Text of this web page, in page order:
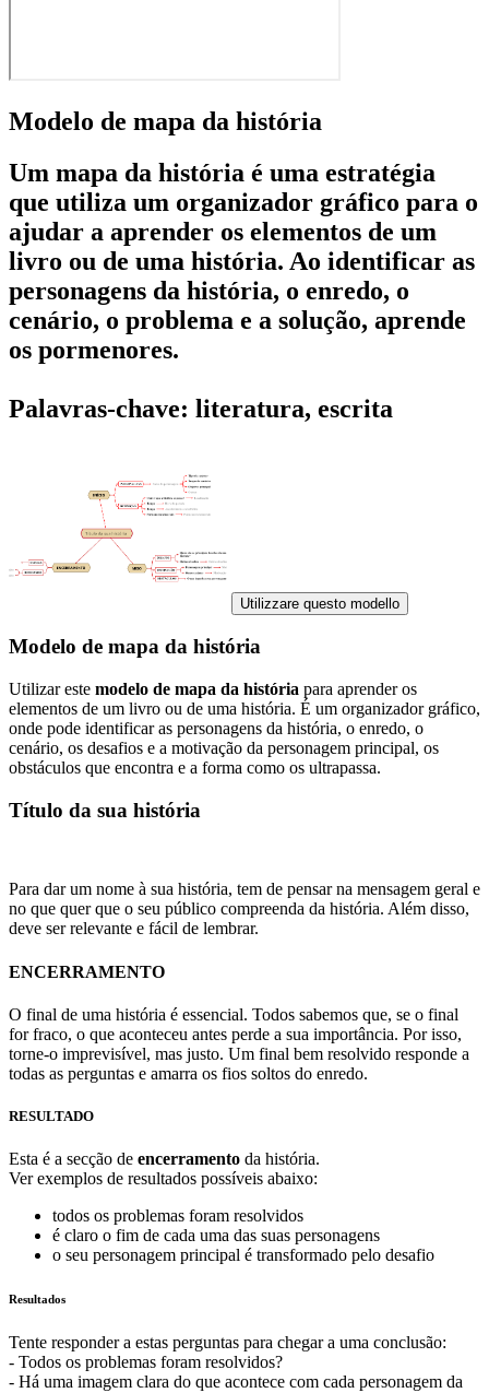
Modelo de mapa da história
Um mapa da história é uma estratégia
que utiliza um organizador gráfico para o
ajudar a aprender os elementos de um
livro ou de uma história. Ao identificar as
personagens da história, o enredo, o
cenário, o problema e a solução, aprende
os pormenores.
Palavras-chave: literatura, escrita
Utilizzare questo modello
Modelo de mapa da história
Utilizar este modelo de mapa da história para aprender os
elementos de um livro ou de uma história. É um organizador gráfico,
onde pode identificar as personagens da história, o enredo, o
cenário, os desafios e a motivação da personagem principal, os
obstáculos que encontra e a forma como os ultrapassa.
Título da sua história
Para dar um nome à sua história, tem de pensar na mensagem geral e
no que quer que o seu público compreenda da história. Além disso,
deve ser relevante e fácil de lembrar.
ENCERRAMENTO
O final de uma história é essencial. Todos sabemos que, se o final
for fraco, o que aconteceu antes perde a sua importância. Por isso,
torne-o imprevisível, mas justo. Um final bem resolvido responde a
todas as perguntas e amarra os fios soltos do enredo.
RESULTADO
Esta é a secção de encerramento da história.
Ver exemplos de resultados possíveis abaixo:
todos os problemas foram resolvidos
é claro o fim de cada uma das suas personagens
o seu personagem principal é transformado pelo desafio
Resultados
Tente responder a estas perguntas para chegar a uma conclusão:
- Todos os problemas foram resolvidos?
- Há uma imagem clara do que acontece com cada personagem da